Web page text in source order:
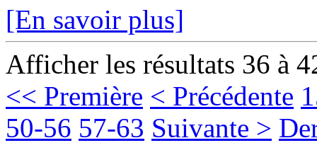
[En savoir plus]
Afficher les résultats 36 à
<< Première < Précédente
50-56 57-63 Suivante >